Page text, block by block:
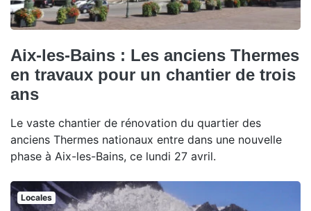
Aix-les-Bains : Les anciens Thermes
en travaux pour un chantier de trois
ans
Le vaste chantier de rénovation du quartier des
anciens Thermes nationaux entre dans une nouvelle
phase à Aix-les-Bains, ce lundi 27 avril.
Locales